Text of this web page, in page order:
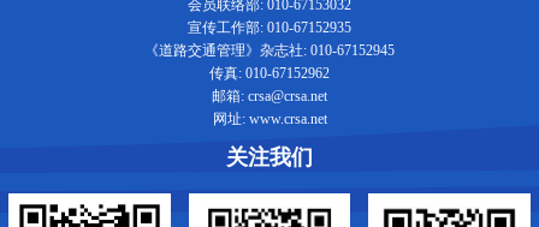
会员联络部: 010-67153032
宣传工作部: 010-67152935
《道路交通管理》杂志社: 010-67152945
传真: 010-67152962
邮箱: crsa@crsa.net
网址: www.crsa.net
关注我们